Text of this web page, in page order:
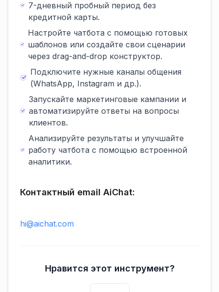
7-дневный пробный период без
кредитной карты.
Настройте чатбота с помощью готовых
шаблонов или создайте свои сценарии
через drag-and-drop конструктор.
Подключите нужные каналы общения
(WhatsApp, Instagram и др.).
Запускайте маркетинговые кампании и
автоматизируйте ответы на вопросы
клиентов.
Анализируйте результаты и улучшайте
работу чатбота с помощью встроенной
аналитики.
Контактный email AiChat:
hi@aichat.com
Нравится этот инструмент?